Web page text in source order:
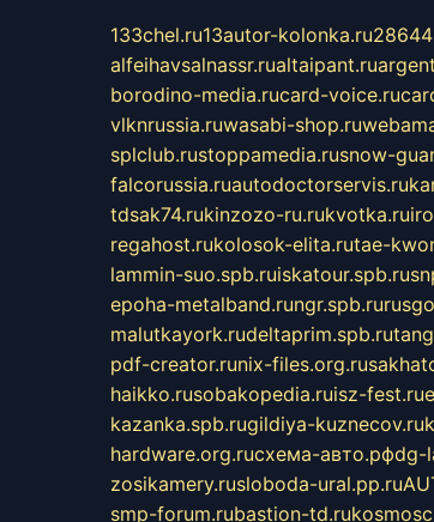
133chel.ru13autor-kolonka.ru
alfeihavsalnassr.rualtaipant.ru
borodino-media.rucard-voice.ru
vlknrussia.ruwasabi-shop.ru
splclub.rustoppamedia.rusnow-
falcorussia.ruautodoctorservis.ru
tdsak74.rukinzozo-ru.rukvotka.ru
regahost.rukolosok-elita.rutae-
lammin-suo.spb.ruiskatour.spb.ru
epoha-metalband.rungr.spb.ru
malutkayork.rudeltaprim.spb.ru
pdf-creator.runix-files.org.ru
haikko.rusobakopedia.ruisz-fest.ru
kazanka.spb.rugildiya-kuznecov.ru
hardware.org.ruсхема-авто.рфdg-
zosikamery.rusloboda-ural.pp.ru
smp-forum.rubastion-td.ru